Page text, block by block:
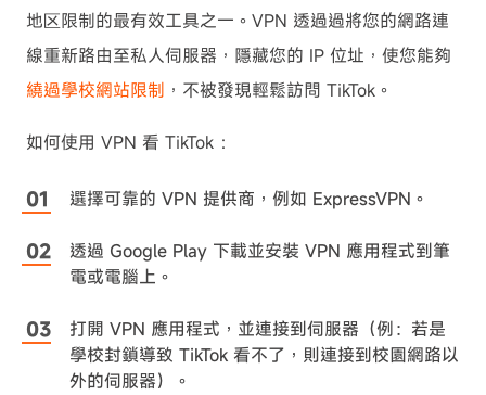
地区限制的最有效工具之一。VPN 透過過將您的網路連
線重新路由至私人伺服器，隱藏您的 IP 位址，使您能夠
繞過學校網站限制 ，不被發現輕鬆訪問 TikTok。
如何使用 VPN 看 TikTok ：
選擇可靠的 VPN 提供商，例如 ExpressVPN。
透過 Google Play 下載並安裝 VPN 應用程式到筆
電或電腦上。
打開 VPN 應用程式，並連接到伺服器（例：若是
學校封鎖導致 TikTok 看不了，則連接到校園網路以
外的伺服器）。